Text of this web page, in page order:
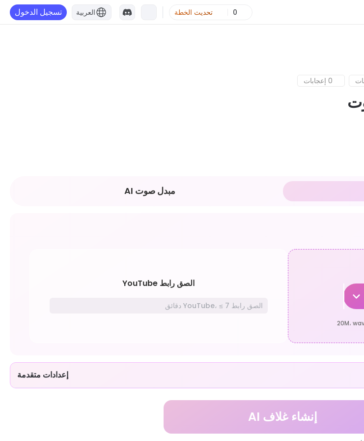
0 تحديث الخطة العربية تسجيل الدخول
0 إعجابات
مبدل صوت AI
الصق رابط YouTube
إعدادات متقدمة
إنشاء غلاف AI